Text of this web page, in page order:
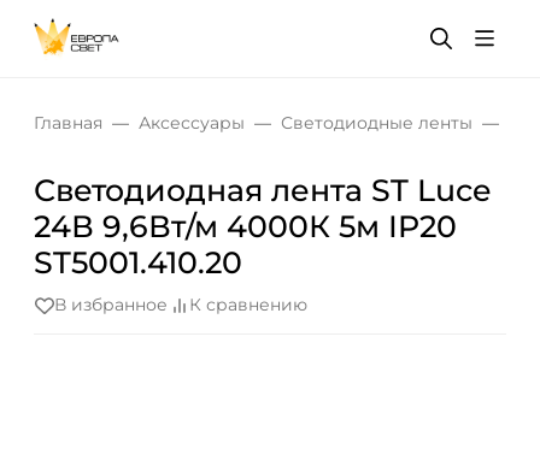
Главная Аксессуары Светодиодные ленты
Светодиодная лента ST Luce
24В 9,6Вт/м 4000К 5м IP20
ST5001.410.20
В избранное К сравнению